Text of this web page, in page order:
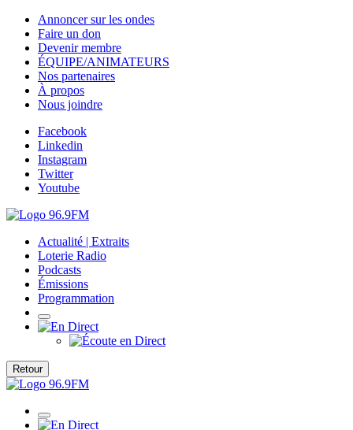
Annoncer sur les ondes
Faire un don
Devenir membre
ÉQUIPE/ANIMATEURS
Nos partenaires
À propos
Nous joindre
Facebook
Linkedin
Instagram
Twitter
Youtube
Actualité | Extraits
Loterie Radio
Podcasts
Émissions
Programmation
Retour